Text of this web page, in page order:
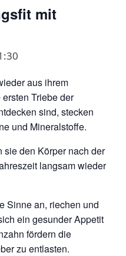
mit
aus ihrem
Triebe der
sind, stecken
und Mineralstoffe.
sie den Körper nach der
langsam wieder
Sinne an, riechen und
ein gesunder Appetit
fördern die
zu entlasten.